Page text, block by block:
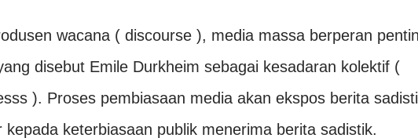
wacana ( discourse ), media massa berperan
disebut Emile Durkheim sebagai kesadaran kolektif (
). Proses pembiasaan media akan ekspos berita
kepada keterbiasaan publik menerima berita sadistik.